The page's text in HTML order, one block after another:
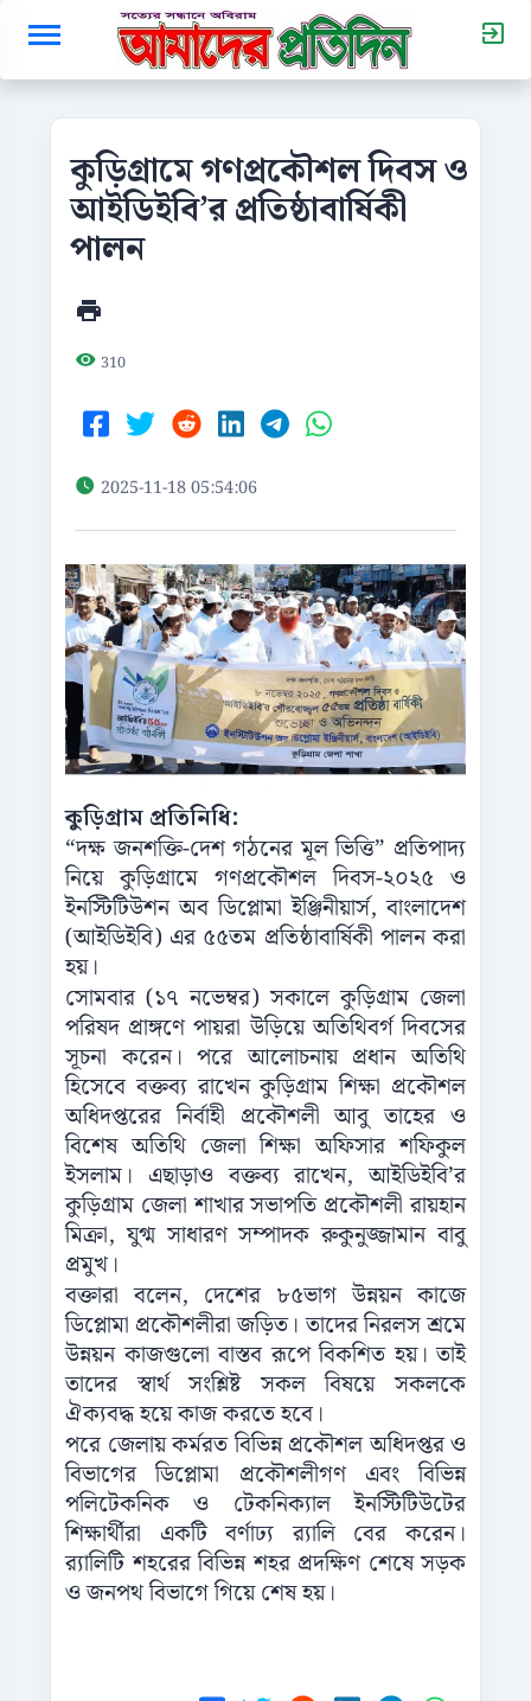
কুড়িগ্রামে গণপ্রকৌশল দিবস ও
আইডিইবি’র প্রতিষ্ঠাবার্ষিকী
পালন
310
2025-11-18 05:54:06
কুড়িগ্রাম প্রতিনিধি:
“দক্ষ জনশক্তি-দেশ গঠনের মূল ভিত্তি” প্রতিপাদ্য
নিয়ে কুড়িগ্রামে গণপ্রকৌশল দিবস-২০২৫ ও
ইনস্টিটিউশন অব ডিপ্লোমা ইঞ্জিনীয়ার্স, বাংলাদেশ
(আইডিইবি) এর ৫৫তম প্রতিষ্ঠাবার্ষিকী পালন করা
হয়।
সোমবার (১৭ নভেম্বর) সকালে কুড়িগ্রাম জেলা
পরিষদ প্রাঙ্গণে পায়রা উড়িয়ে অতিথিবর্গ দিবসের
সূচনা করেন। পরে আলোচনায় প্রধান অতিথি
হিসেবে বক্তব্য রাখেন কুড়িগ্রাম শিক্ষা প্রকৌশল
অধিদপ্তরের নির্বাহী প্রকৌশলী আবু তাহের ও
বিশেষ অতিথি জেলা শিক্ষা অফিসার শফিকুল
ইসলাম। এছাড়াও বক্তব্য রাখেন, আইডিইবি’র
কুড়িগ্রাম জেলা শাখার সভাপতি প্রকৌশলী রায়হান
মিক্রা, যুগ্ম সাধারণ সম্পাদক রুকুনুজ্জামান বাবু
প্রমুখ।
বক্তারা বলেন, দেশের ৮৫ভাগ উন্নয়ন কাজে
ডিপ্লোমা প্রকৌশলীরা জড়িত। তাদের নিরলস শ্রমে
উন্নয়ন কাজগুলো বাস্তব রূপে বিকশিত হয়। তাই
তাদের স্বার্থ সংশ্লিষ্ট সকল বিষয়ে সকলকে
ঐক্যবদ্ধ হয়ে কাজ করতে হবে।
পরে জেলায় কর্মরত বিভিন্ন প্রকৌশল অধিদপ্তর ও
বিভাগের ডিপ্লোমা প্রকৌশলীগণ এবং বিভিন্ন
পলিটেকনিক ও টেকনিক্যাল ইনস্টিটিউটের
শিক্ষার্থীরা একটি বর্ণাঢ্য র‌্যালি বের করেন।
র‌্যালিটি শহরের বিভিন্ন শহর প্রদক্ষিণ শেষে সড়ক
ও জনপথ বিভাগে গিয়ে শেষ হয়।